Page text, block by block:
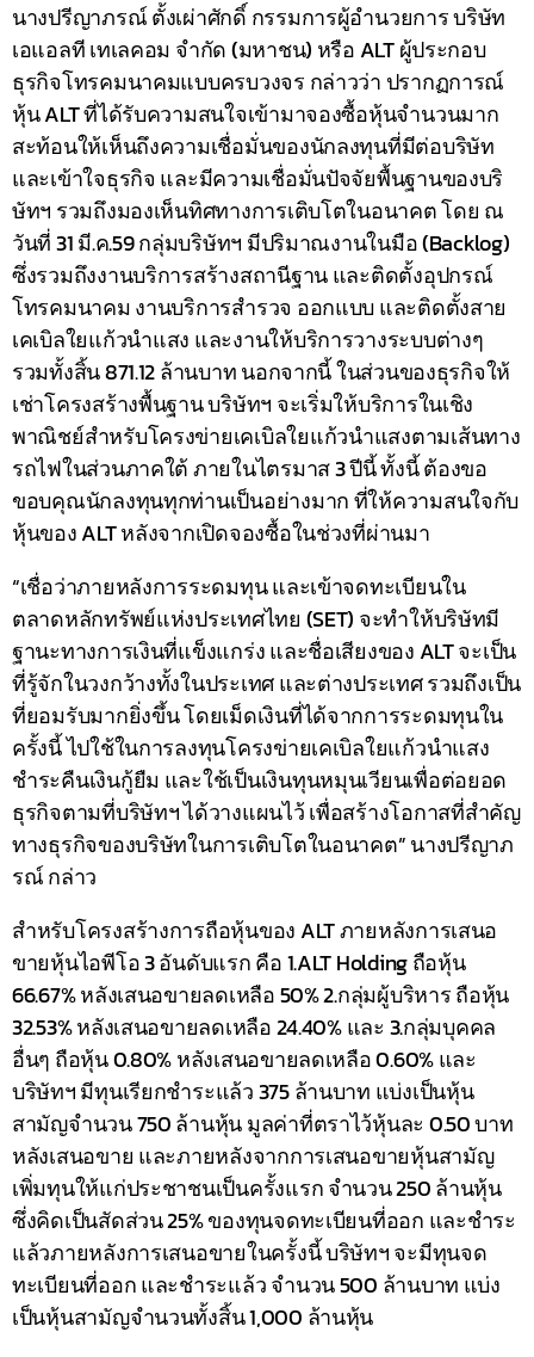
นางปรีญาภรณ์ ตั้งเผ่าศักดิ์ กรรมการผู้อำนวยการ บริษัท
เอแอลที เทเลคอม จำกัด (มหาชน) หรือ ALT ผู้ประกอบ
ธุรกิจโทรคมนาคมแบบครบวงจร กล่าวว่า ปรากฏการณ์
หุ้น ALT ที่ได้รับความสนใจเข้ามาจองซื้อหุ้นจำนวนมาก
สะท้อนให้เห็นถึงความเชื่อมั่นของนักลงทุนที่มีต่อบริษัท
และเข้าใจธุรกิจ และมีความเชื่อมั่นปัจจัยพื้นฐานของบริ
ษัทฯ รวมถึงมองเห็นทิศทางการเติบโตในอนาคต โดย ณ
วันที่ 31 มี.ค.59 กลุ่มบริษัทฯ มีปริมาณงานในมือ (Backlog)
ซึ่งรวมถึงงานบริการสร้างสถานีฐาน และติดตั้งอุปกรณ์
โทรคมนาคม งานบริการสำรวจ ออกแบบ และติดตั้งสาย
เคเบิลใยแก้วนำแสง และงานให้บริการวางระบบต่างๆ
รวมทั้งสิ้น 871.12 ล้านบาท นอกจากนี้ ในส่วนของธุรกิจให้
เช่าโครงสร้างพื้นฐาน บริษัทฯ จะเริ่มให้บริการในเชิง
พาณิชย์สำหรับโครงข่ายเคเบิลใยแก้วนำแสงตามเส้นทาง
รถไฟในส่วนภาคใต้ ภายในไตรมาส 3 ปีนี้ ทั้งนี้ ต้องขอ
ขอบคุณนักลงทุนทุกท่านเป็นอย่างมาก ที่ให้ความสนใจกับ
หุ้นของ ALT หลังจากเปิดจองซื้อในช่วงที่ผ่านมา
“เชื่อว่าภายหลังการระดมทุน และเข้าจดทะเบียนใน
ตลาดหลักทรัพย์แห่งประเทศไทย (SET) จะทำให้บริษัทมี
ฐานะทางการเงินที่แข็งแกร่ง และชื่อเสียงของ ALT จะเป็น
ที่รู้จักในวงกว้างทั้งในประเทศ และต่างประเทศ รวมถึงเป็น
ที่ยอมรับมากยิ่งขึ้น โดยเม็ดเงินที่ได้จากการระดมทุนใน
ครั้งนี้ ไปใช้ในการลงทุนโครงข่ายเคเบิลใยแก้วนำแสง
ชำระคืนเงินกู้ยืม และใช้เป็นเงินทุนหมุนเวียนเพื่อต่อยอด
ธุรกิจตามที่บริษัทฯ ได้วางแผนไว้ เพื่อสร้างโอกาสที่สำคัญ
ทางธุรกิจของบริษัทในการเติบโตในอนาคต” นางปรีญาภ
รณ์ กล่าว
สำหรับโครงสร้างการถือหุ้นของ ALT ภายหลังการเสนอ
ขายหุ้นไอพีโอ 3 อันดับแรก คือ 1.ALT Holding ถือหุ้น
66.67% หลังเสนอขายลดเหลือ 50% 2.กลุ่มผู้บริหาร ถือหุ้น
32.53% หลังเสนอขายลดเหลือ 24.40% และ 3.กลุ่มบุคคล
อื่นๆ ถือหุ้น 0.80% หลังเสนอขายลดเหลือ 0.60% และ
บริษัทฯ มีทุนเรียกชำระแล้ว 375 ล้านบาท แบ่งเป็นหุ้น
สามัญจำนวน 750 ล้านหุ้น มูลค่าที่ตราไว้หุ้นละ 0.50 บาท
หลังเสนอขาย และภายหลังจากการเสนอขายหุ้นสามัญ
เพิ่มทุนให้แก่ประชาชนเป็นครั้งแรก จํานวน 250 ล้านหุ้น
ซึ่งคิดเป็นสัดส่วน 25% ของทุนจดทะเบียนที่ออก และชำระ
แล้วภายหลังการเสนอขายในครั้งนี้ บริษัทฯ จะมีทุนจด
ทะเบียนที่ออก และชําระแล้ว จำนวน 500 ล้านบาท แบ่ง
เป็นหุ้นสามัญจำนวนทั้งสิ้น 1,000 ล้านหุ้น